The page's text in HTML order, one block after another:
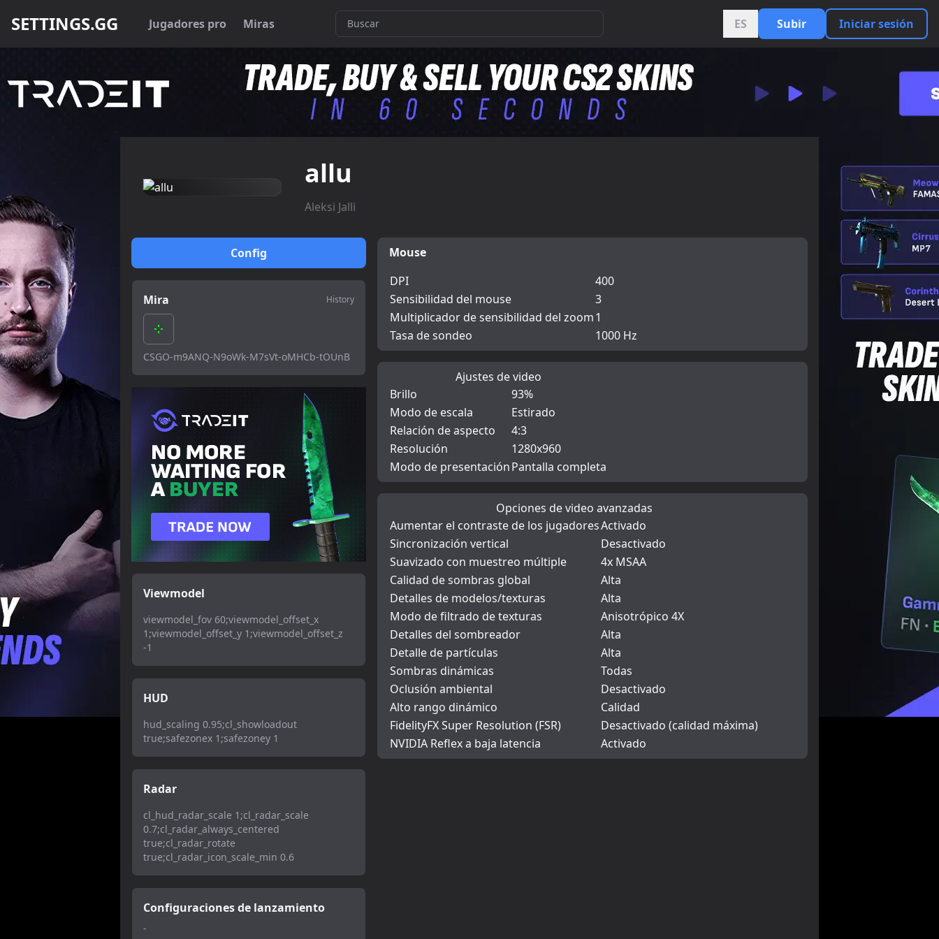
SETTINGS.GG Jugadores pro Miras ES Subir Iniciar sesión
allu
Aleksi Jalli
Config
Mira History
CSGO-m9ANQ-N9oWk-M7sVt-oMHCb-tOUnB
Viewmodel
viewmodel_fov 60;viewmodel_offset_x
1;viewmodel_offset_y 1;viewmodel_offset_z
-1
HUD
hud_scaling 0.95;cl_showloadout
true;safezonex 1;safezoney 1
Radar
cl_hud_radar_scale 1;cl_radar_scale
0.7;cl_radar_always_centered
true;cl_radar_rotate
true;cl_radar_icon_scale_min 0.6
Configuraciones de lanzamiento
-
Mouse
DPI
400
Sensibilidad del mouse
3
Multiplicador de sensibilidad del zoom1
Tasa de sondeo
1000 Hz
Ajustes de video
Brillo
93%
Modo de escala
Estirado
Relación de aspecto
4:3
Resolución
1280x960
Modo de presentaciónPantalla completa
Opciones de video avanzadas
Aumentar el contraste de los jugadoresActivado
Sincronización vertical
Desactivado
Suavizado con muestreo múltiple
4x MSAA
Calidad de sombras global
Alta
Detalles de modelos/texturas
Alta
Modo de filtrado de texturas
Anisotrópico 4X
Detalles del sombreador
Alta
Detalle de partículas
Alta
Sombras dinámicas
Todas
Oclusión ambiental
Desactivado
Alto rango dinámico
Calidad
FidelityFX Super Resolution (FSR)
Desactivado (calidad máxima)
NVIDIA Reflex a baja latencia
Activado